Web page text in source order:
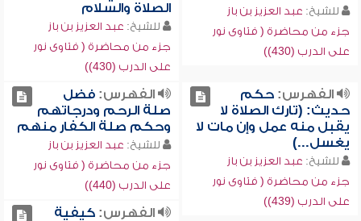
للشيخ: عبد العزيز بن باز
جزء من محاضرة ( فتاوى نور
على الدرب (430))
الصلاة والسلام
للشيخ: عبد العزيز بن باز
جزء من محاضرة ( فتاوى نور
على الدرب (430))
الفهرس:حكم
حديث: (تارك الصلاة لا
يقبل منه عمل وإن مات لا
يغسل...)
للشيخ: عبد العزيز بن باز
جزء من محاضرة ( فتاوى نور
على الدرب (439))
الفهرس:فضل
صلة الرحم ودرجاتهم
وحكم صلة الكفار منهم
للشيخ: عبد العزيز بن باز
جزء من محاضرة ( فتاوى نور
على الدرب (440))
الفهرس:كيفية